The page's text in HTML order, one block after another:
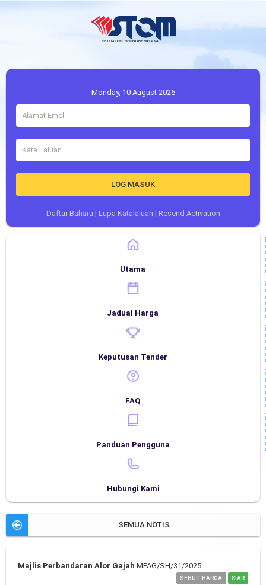
Monday, 10 August 2026
LOG MASUK
Daftar Baharu | Lupa Katalaluan | Resend Activation
Utama
Jadual Harga
Keputusan Tender
FAQ
Panduan Pengguna
Hubungi Kami
SEMUA NOTIS
Majlis Perbandaran Alor Gajah MPAG/SH/31/2025
SEBUT HARGA SIAR